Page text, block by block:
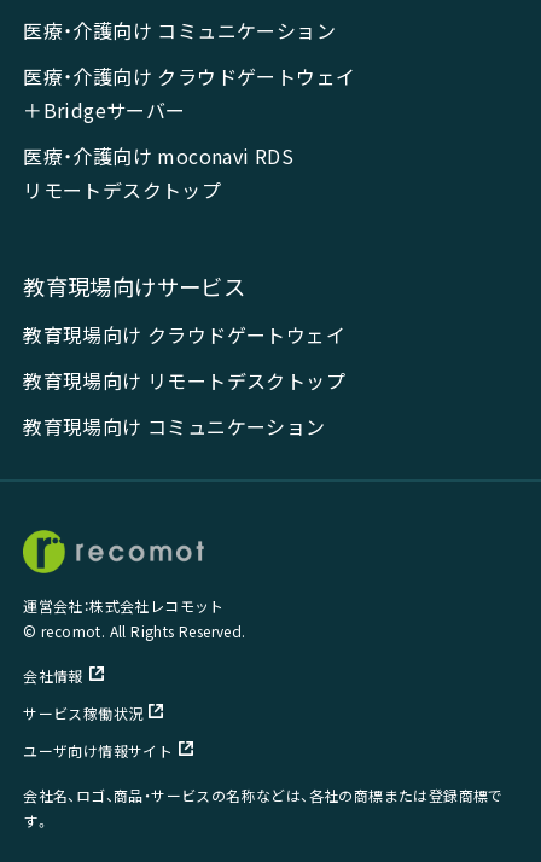
医療・介護向け コミュニケーション
医療・介護向け クラウドゲートウェイ
＋Bridgeサーバー
医療・介護向け moconavi RDS
リモートデスクトップ
教育現場向けサービス
教育現場向け クラウドゲートウェイ
教育現場向け リモートデスクトップ
教育現場向け コミュニケーション
運営会社：株式会社レコモット
© recomot. All Rights Reserved.
会社情報
サービス稼働状況
ユーザ向け情報サイト
会社名、ロゴ、商品・サービスの名称などは、各社の商標または登録商標で
す。